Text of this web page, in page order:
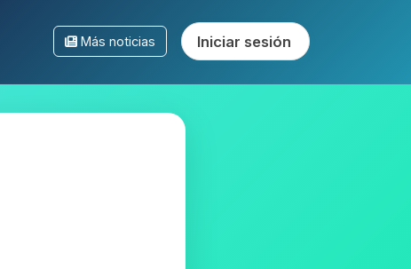
Más noticias Iniciar sesión